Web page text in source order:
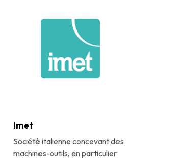
Imet
Société italienne concevant des
machines-outils, en particulier